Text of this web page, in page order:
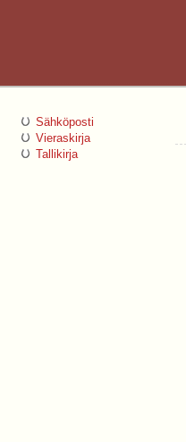
Sähköposti
Vieraskirja
Tallikirja